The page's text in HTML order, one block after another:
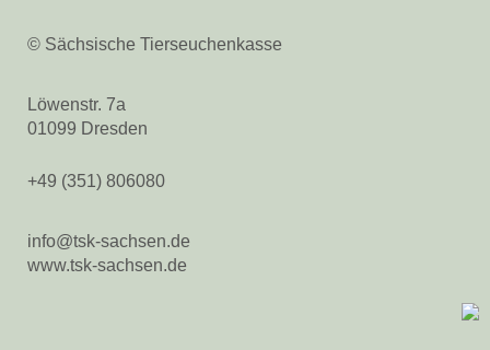
© Sächsische Tierseuchenkasse
Löwenstr. 7a
01099 Dresden
+49 (351) 806080
info@tsk-sachsen.de
www.tsk-sachsen.de